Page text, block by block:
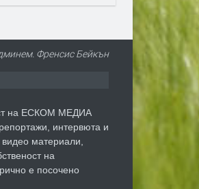
Френсис Бейкън
на ЕСКОМ МЕДИА
интервюта и
материали,
на
е посочено